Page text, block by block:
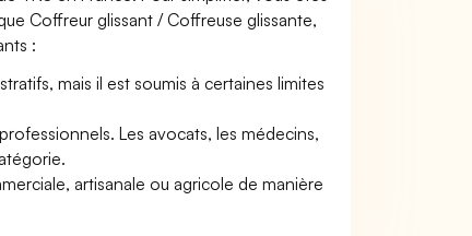
Coffreur glissant / Coffreuse glissante,
:
mais il est soumis à certaines limites
Les avocats, les médecins,
artisanale ou agricole de manière